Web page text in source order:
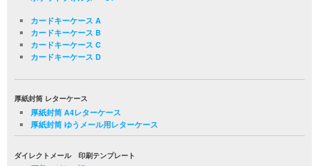
カードキーケース A
カードキーケース B
カードキーケース C
カードキーケース D
厚紙封筒 レターケース
厚紙封筒 A4レターケース
厚紙封筒 ゆうメール用レターケース
ダイレクトメール 印刷テンプレート